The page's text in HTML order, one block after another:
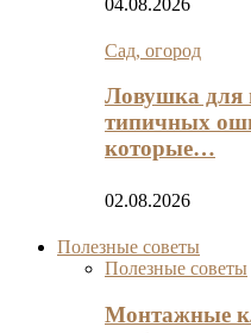
Сад, огород
Ловушка для
типичных
которые…
02.08.2026
Полезные советы
Полезные советы
Монтажные